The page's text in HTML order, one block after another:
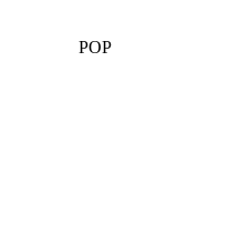
POP